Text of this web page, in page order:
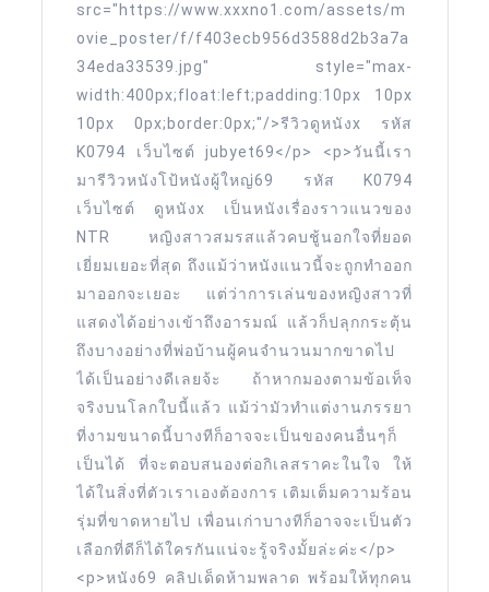
ดู
หนังx
เว็บ
คลิป
หลุด
ไทย
ภาพยนตร์
หนัง
ฟรี
หนัง
18
ฟรี
ใหม่
ล่าสุด
Top
29
by
Aurelio
src="https://www.xxxno1.com/assets/m
ovie_poster/f/f403ecb956d3588d2b3a7a
34eda33539.jpg" style="max-
width:400px;float:left;padding:10px 10px
10px 0px;border:0px;"/>รีวิวดูหนังx รหัส
K0794 เว็บไซต์ jubyet69</p> <p>วันนี้เรา
มารีวิวหนังโป้หนังผู้ใหญ่69 รหัส K0794
เว็บไซต์ ดูหนังx เป็นหนังเรื่องราวแนวของ
NTR หญิงสาวสมรสแล้วคบชู้นอกใจที่ยอด
เยี่ยมเยอะที่สุด ถึงแม้ว่าหนังแนวนี้จะถูกทำออก
มาออกจะเยอะ แต่ว่าการเล่นของหญิงสาวที่
แสดงได้อย่างเข้าถึงอารมณ์ แล้วก็ปลุกกระตุ้น
ถึงบางอย่างที่พ่อบ้านผู้คนจำนวนมากขาดไป
ได้เป็นอย่างดีเลยจ้ะ ถ้าหากมองตามข้อเท็จ
จริงบนโลกใบนี้แล้ว แม้ว่ามัวทำแต่งานภรรยา
ที่งามขนาดนี้บางทีก็อาจจะเป็นของคนอื่นๆก็
เป็นได้ ที่จะตอบสนองต่อกิเลสราคะในใจ ให้
ได้ในสิ่งที่ตัวเราเองต้องการ เติมเต็มความร้อน
รุ่มที่ขาดหายไป เพื่อนเก่าบางทีก็อาจจะเป็นตัว
เลือกที่ดีก็ได้ใครกันแน่จะรู้จริงมั้ยล่ะค่ะ</p>
<p>หนัง69 คลิปเด็ดห้ามพลาด พร้อมให้ทุกคน